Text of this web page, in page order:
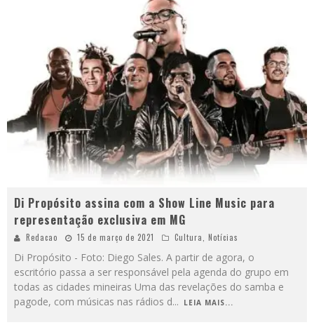
Di Propósito assina com a Show Line Music para
representação exclusiva em MG
Redacao 15 de março de 2021 Cultura, Notícias
Di Propósito - Foto: Diego Sales. A partir de agora, o
escritório passa a ser responsável pela agenda do grupo em
todas as cidades mineiras Uma das revelações do samba e
pagode, com músicas nas rádios d... LEIA MAIS...